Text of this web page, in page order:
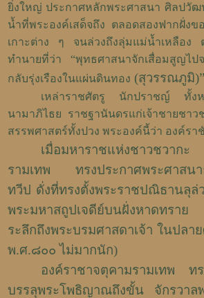
ยิ่งใหญ่ ประกาศหลักพระศาสนา ศิลปวั
น้ำที่พระองค์เสด็จถึง ตลอดสองฟากฝั่ง
เกาะต่าง ๆ จนล่วงถึงลุ่มแม่น้ำเหลือง
ทำนายที่ว่า “พุทธศาสนาจักเสื่อมสูญไ
กลับรุ่งเรืองในแผ่นดินทอง (สุวรรณภูมิ)”
เหล่าราชศัตรู นักปราชญ์ ทั้งห
นามาภิไธย ราชฐานันดรแก่เจ้าชายชาว
สรรพศาสตร์ทั้งปวง พระองค์นี้ว่า องค์รา
เมื่อมหาราชแห่งชาวชวาก
รามเทพ ทรงประกาศพระศาสนา
ทวีป ดั่งที่ทรงตั้งพระราชปณิธานลุล่
พระมหาสถูปเจดีย์บนฝั่งหาดทรา
ระลึกถึงพระบรมศาสดาเจ้า ในปล
พ.ศ.๘๐๐ ไม่มากนัก)
องค์ราชาจตุคามรามเทพ ท
บรรลุพระโพธิญาณถึงขั้น จักรวา